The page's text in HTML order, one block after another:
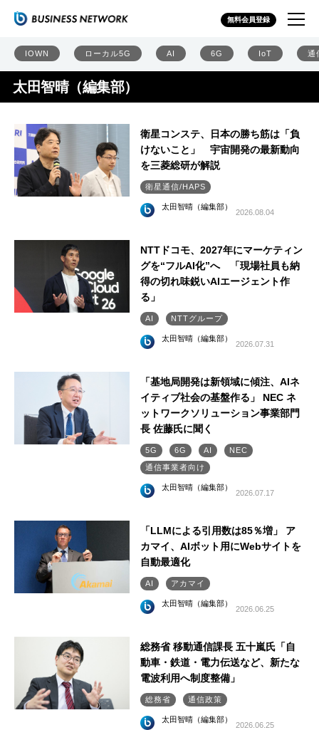
無料会員登録
IOWN ローカル5G AI 6G IoT 通
太田智晴（編集部）
衛星コンステ、日本の勝ち筋は「負
けないこと」 宇宙開発の最新動向
を三菱総研が解説
衛星通信/HAPS
太田智晴（編集部）
2026.08.04
NTTドコモ、2027年にマーケティン
グを“フルAI化”へ 「現場社員も納
得の切れ味鋭いAIエージェント作
る」
AI NTTグループ
太田智晴（編集部）
2026.07.31
「基地局開発は新領域に傾注、AIネ
イティブ社会の基盤作る」 NEC ネ
ットワークソリューション事業部門
長 佐藤氏に聞く
5G 6G AI
NEC
通信事業者向け
太田智晴（編集部）
2026.07.17
「LLMによる引用数は85％増」 ア
カマイ、AIボット用にWebサイトを
自動最適化
AI アカマイ
太田智晴（編集部）
2026.06.25
総務省 移動通信課長 五十嵐氏「自
動車・鉄道・電力伝送など、新たな
電波利用へ制度整備」
総務省 通信政策
太田智晴（編集部）
2026.06.25